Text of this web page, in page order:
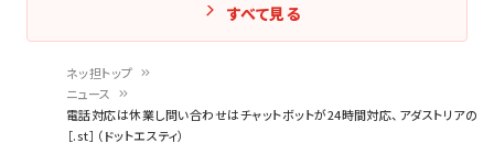
ネッ担トップ
ニュース
電話対応は休業し問い合わせはチャットボットが24時間対応、アダストリアの
［.st］（ドットエスティ）
すべて見る